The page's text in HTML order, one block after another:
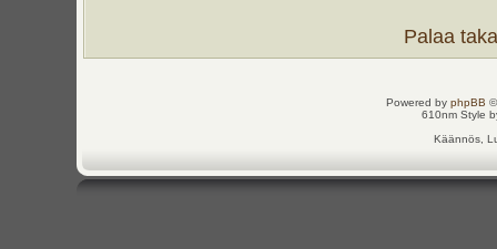
Palaa
Powered by phpBB
610nm Style
Käännös,